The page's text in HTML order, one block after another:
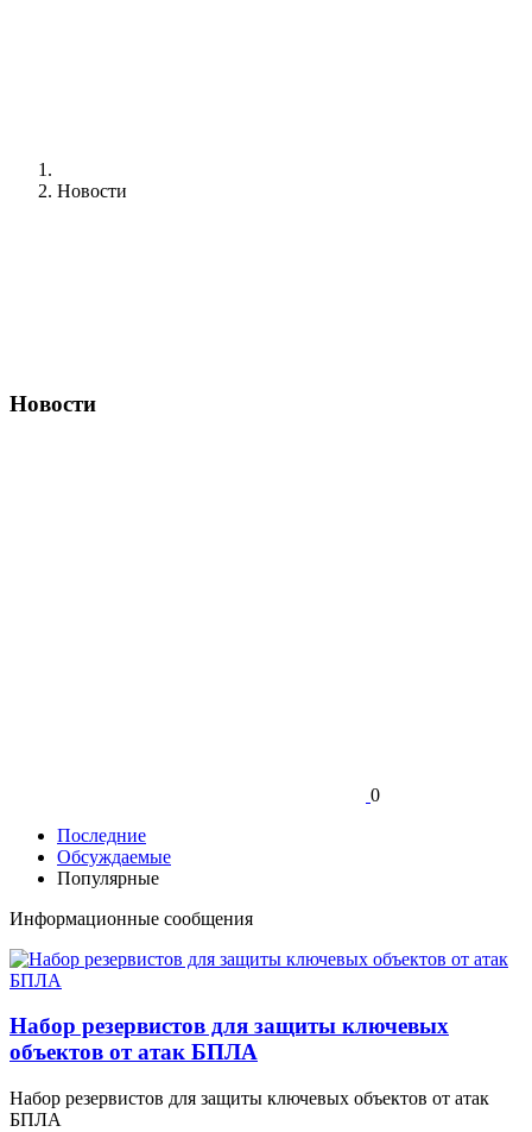
Новости
Новости
0
Последние
Обсуждаемые
Популярные
Информационные сообщения
Набор резервистов для защиты ключевых
объектов от атак БПЛА
Набор резервистов для защиты ключевых объектов от атак
БПЛА